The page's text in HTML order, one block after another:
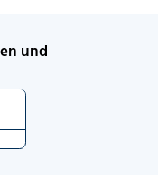
und